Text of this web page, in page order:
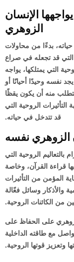
الإنسان
الزوهري
بدءًا من محاولات
التي قد تجعله في صراع
التي يمتلكها، يواجه
نفسه وحيدًا أحيانًا أو
منه أن يكون يقظًا
الروحية التي
قد تتدخل في حياته.
الروحية التي
قراءة القرآن، وخاصة
المؤمن من التأثيرات
والأذكار وسائل فعّالة
من الكائنات الروحية.
على الحفاظ على
مع طاقته الداخلية
وتعزيز قوتها الروحية.